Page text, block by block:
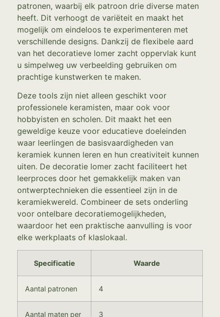
patronen, waarbij elk patroon drie diverse maten
heeft. Dit verhoogt de variëteit en maakt het
mogelijk om eindeloos te experimenteren met
verschillende designs. Dankzij de flexibele aard
van het decoratieve lomer zacht oppervlak kunt
u simpelweg uw verbeelding gebruiken om
prachtige kunstwerken te maken.
Deze tools zijn niet alleen geschikt voor
professionele keramisten, maar ook voor
hobbyisten en scholen. Dit maakt het een
geweldige keuze voor educatieve doeleinden
waar leerlingen de basisvaardigheden van
keramiek kunnen leren en hun creativiteit kunnen
uiten. De decoratie lomer zacht faciliteert het
leerproces door het gemakkelijk maken van
ontwerptechnieken die essentieel zijn in de
keramiekwereld. Combineer de sets onderling
voor ontelbare decoratiemogelijkheden,
waardoor het een praktische aanvulling is voor
elke werkplaats of klaslokaal.
Specificatie Waarde
Aantal patronen 4
Aantal maten per
3